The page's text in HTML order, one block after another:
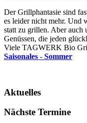
Der Grillphantasie sind
es leider nicht mehr. Und
statt zu grillen. Aber auch
Genüssen, die jeden
Viele TAGWERK Bio
Saisonales - Sommer
Aktuelles
Nächste Termine